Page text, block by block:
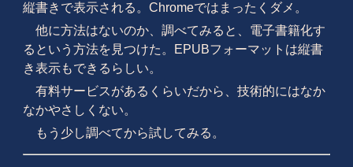
縦書きで表示される。Chromeではまったくダメ。
他に方法はないのか、調べてみると、電子書籍化す
るという方法を見つけた。EPUBフォーマットは縦書
き表示もできるらしい。
有料サービスがあるくらいだから、技術的にはなか
なかやさしくない。
もう少し調べてから試してみる。